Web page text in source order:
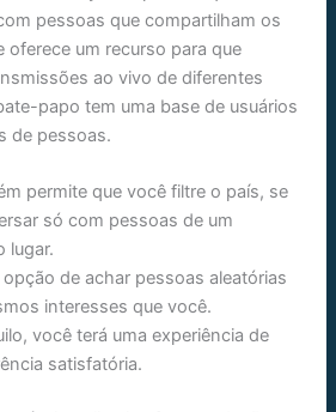
pessoas que compartilham os
oferece um recurso para que
ao vivo de diferentes
papo tem uma base de usuários
de pessoas.
permite que você filtre o país, se
só com pessoas de um
lugar.
opção de achar pessoas aleatórias
interesses que você.
você terá uma experiência de
satisfatória.